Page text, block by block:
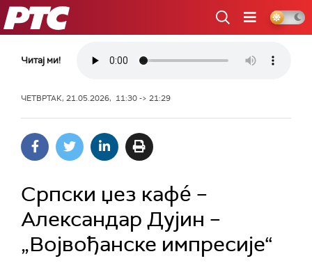
РТС
Читај ми!
ЧЕТВРТАК, 21.05.2026, 11:30 -> 21:29
Српски џез кафé –
Aлександар Дујин –
„Војвођанске импресије“